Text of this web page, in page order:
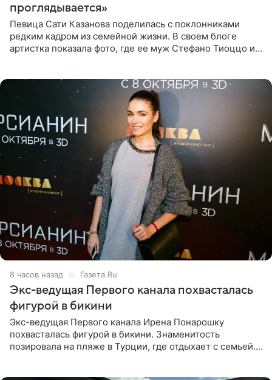
проглядывается»
Певица Сати Казанова поделилась с поклонниками
редким кадром из семейной жизни. В своем блоге
артистка показала фото, где ее муж Стефано Тиоццо и
8 часов назад Газета.Ru
Экс-ведущая Первого канала похвасталась
фигурой в бикини
Экс-ведущая Первого канала Ирена Понарошку
похвасталась фигурой в бикини. Знаменитость
позировала на пляже в Турции, где отдыхает с семьей.